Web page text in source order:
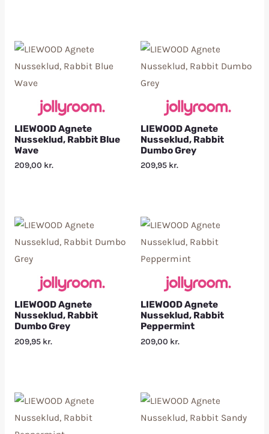
LIEWOOD Agnete
Nusseklud, Rabbit Blue
Wave
209,00 kr.
LIEWOOD Agnete
Nusseklud, Rabbit
Dumbo Grey
209,95 kr.
LIEWOOD Agnete
Nusseklud, Rabbit
Dumbo Grey
209,95 kr.
LIEWOOD Agnete
Nusseklud, Rabbit
Peppermint
209,00 kr.